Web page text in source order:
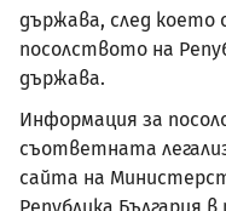
държава, след което
посолството на
държава.
Информация за
съответната
сайта на